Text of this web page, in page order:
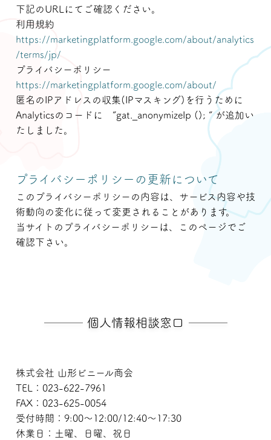
下記のURLにてご確認ください。
利用規約
https://marketingplatform.google.com/about/analytics
/terms/jp/
プライバシーポリシー
https://marketingplatform.google.com/about/
匿名のIPアドレスの収集(IPマスキング)を行うために
Analyticsのコードに ”gat._anonymizeIp (); ” が追加い
たしました。
プライバシーポリシーの更新について
このプライバシーポリシーの内容は、サービス内容や技
術動向の変化に従って変更されることがあります。
当サイトのプライバシーポリシーは、このページでご
確認下さい。
個人情報相談窓口
株式会社 山形ビニール商会
TEL：023-622-7961
FAX：023-625-0054
受付時間：9:00～12:00/12:40〜17:30
休業日：土曜、日曜、祝日